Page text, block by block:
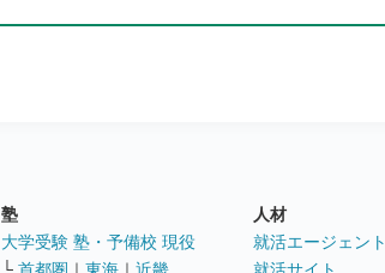
塾
大学受験 塾・予備校 現役
人材
就活エージェント